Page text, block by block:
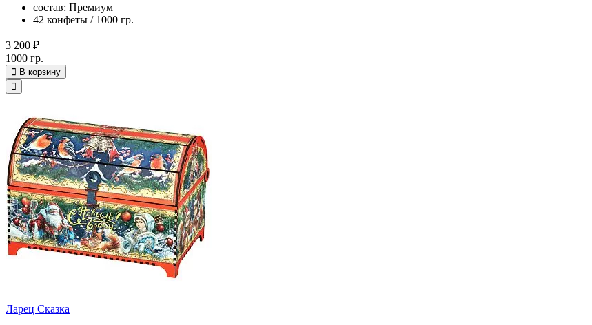
состав: Премиум
42 конфеты / 1000 гр.
3 200 ₽
1000 гр.
В корзину
Ларец Сказка